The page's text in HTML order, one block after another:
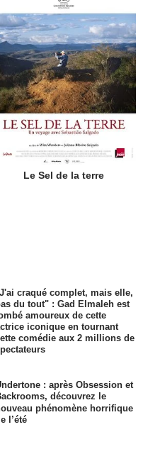
Le Sel de la terre
craqué complet, mais elle,
du tout" : Gad Elmaleh est
amoureux de cette
iconique en tournant
comédie aux 2 millions de
: après Obsession et
découvrez le
phénomène horrifique
l’été